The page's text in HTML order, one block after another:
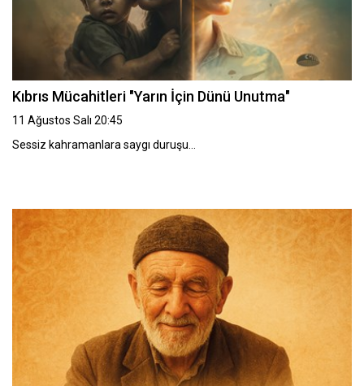
Kıbrıs Mücahitleri "Yarın İçin Dünü Unutma"
11 Ağustos Salı 20:45
Sessiz kahramanlara saygı duruşu…